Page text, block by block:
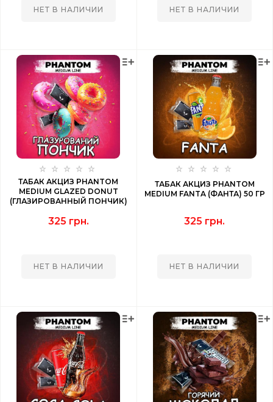
НЕТ В НАЛИЧИИ НЕТ В НАЛИЧИИ
ТАБАК АКЦИЗ PHANTOM
MEDIUM GLAZED DONUT
(ГЛАЗИРОВАННЫЙ ПОНЧИК)
325 грн.
НЕТ В НАЛИЧИИ
ТАБАК АКЦИЗ PHANTOM
MEDIUM FANTA (ФАНТА) 50 ГР
325 грн.
НЕТ В НАЛИЧИИ